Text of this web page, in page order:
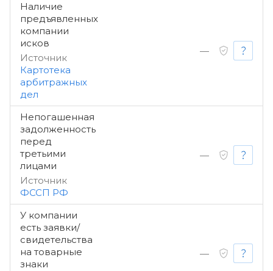
Наличие
предъявленных
компании
исков
Источник
Картотека
арбитражных
дел
—
Непогашенная
задолженность
перед
третьими
лицами
Источник
ФССП РФ
—
У компании
есть заявки/
свидетельства
на товарные
знаки
—